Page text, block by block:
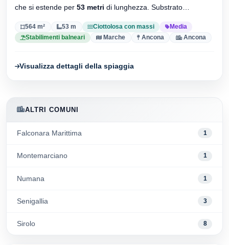
ALTRI COMUNI
Falconara Marittima 1
Montemarciano 1
Numana 1
Senigallia 3
Sirolo 8
che si estende per 53 metri di lunghezza. Substrato
564 m² 53 m Ciottolosa con massi
Media
Stabilimenti balneari
Marche Ancona Ancona
Visualizza dettagli della spiaggia